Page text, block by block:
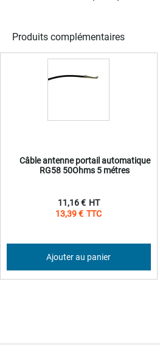
Produits complémentaires
Câble antenne portail automatique
RG58 50Ohms 5 métres
13,39 €
11,16 €
Ajouter au panier